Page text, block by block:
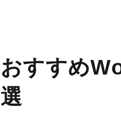
おすすめ
選